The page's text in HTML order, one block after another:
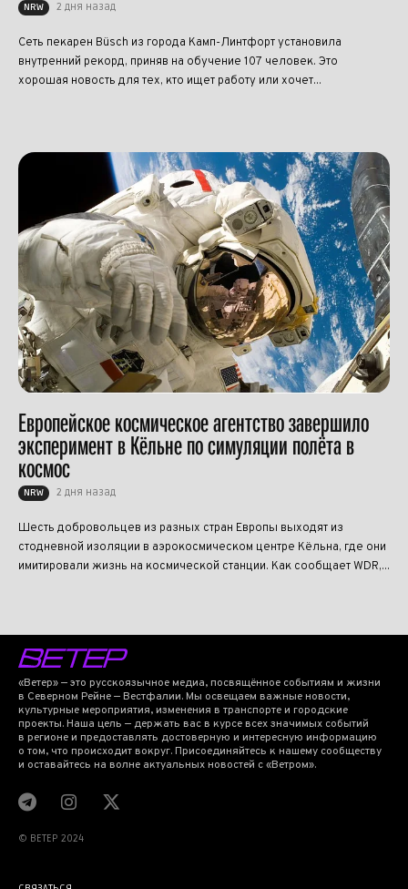
NRW 2 дня назад
Сеть пекарен Büsch из города Камп-Линтфорт установила
внутренний рекорд, приняв на обучение 107 человек. Это
хорошая новость для тех, кто ищет работу или хочет...
Европейское космическое агентство завершило
эксперимент в Кёльне по симуляции полёта в
космос
NRW 2 дня назад
Шесть добровольцев из разных стран Европы выходят из
стодневной изоляции в аэрокосмическом центре Кёльна, где они
имитировали жизнь на космической станции. Как сообщает WDR,...
«Ветер» — это русскоязычное медиа, посвящённое событиям и жизни
в Северном Рейне — Вестфалии. Мы освещаем важные новости,
культурные мероприятия, изменения в транспорте и городские
проекты. Наша цель — держать вас в курсе всех значимых событий
в регионе и предоставлять достоверную и интересную информацию
о том, что происходит вокруг. Присоединяйтесь к нашему сообществу
и оставайтесь на волне актуальных новостей с «Ветром».
© BETEP 2024